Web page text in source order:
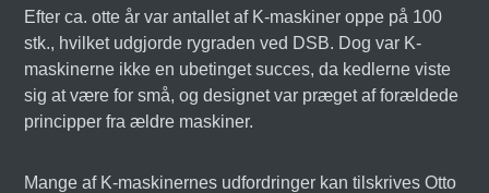
Efter ca. otte år var antallet af K-maskiner oppe på 100
stk., hvilket udgjorde rygraden ved DSB. Dog var K-
maskinerne ikke en ubetinget succes, da kedlerne viste
sig at være for små, og designet var præget af forældede
principper fra ældre maskiner.
Mange af K-maskinernes udfordringer kan tilskrives Otto